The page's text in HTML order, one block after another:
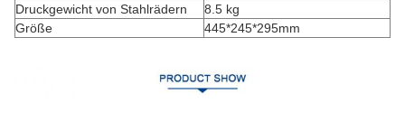
Druckgewicht von Stahlrädern
8.5 kg
Größe
445*245*295mm